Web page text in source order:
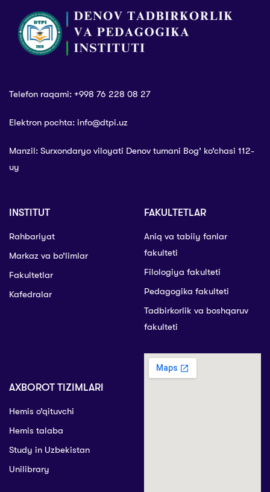
Telefon raqami: +998 76 228 08 27
Elektron pochta: info@dtpi.uz
Manzil: Surxondaryo viloyati Denov tumani Bog’ ko’chasi 112-
uy
INSTITUT
Rahbariyat
Markaz va bo’limlar
Fakultetlar
Kafedralar
FAKULTETLAR
Aniq va tabiiy fanlar
fakulteti
Filologiya fakulteti
Pedagogika fakulteti
Tadbirkorlik va boshqaruv
fakulteti
AXBOROT TIZIMLARI
Hemis o’qituvchi
Hemis talaba
Study in Uzbekistan
Unilibrary